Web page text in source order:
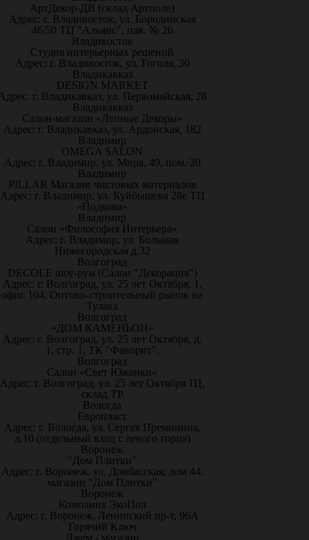
АртДекор-ДВ (склад Артполе)
Адрес: г. Владивосток, ул. Бородинская
46/50 ТЦ "Альянс", пав. № 26
Владивосток
Студия интерьерных решений
Адрес: г. Владивосток, ул. Гоголя, 30
Владикавказ
DESIGN MARKET
г. Владикавказ, ул. Первомайская, 28
Владикавказ
Салон-магазин «Лепные Декоры»
Адрес: г. Владикавказ, ул. Ардонская, 182
Владимир
OMEGA SALON
Адрес: г. Владимир, ул. Мира, 49, пом. 20
Владимир
PILLAR Магазин чистовых материалов
Адрес: г. Владимир, ул. Куйбышева 28е ТЦ
«Подкова»
Владимир
Салон «Философия Интерьера»
Адрес: г. Владимир, ул. Большая
Нижегородская д.32
Волгоград
DECOLE шоу-рум (Салон "Декорация")
Адрес: г. Волгоград, ул. 25 лет Октября, 1,
офис 104. Оптово-строительный рынок на
Тулака
Волгоград
«ДОМ КАМЕНЬОН»
Адрес: г. Волгоград, ул. 25 лет Октября, д.
1, стр. 1, ТК "Фаворит".
Волгоград
Салон «Свет Южанки»
Адрес: г. Волгоград, ул. 25 лет Октября 1Ц,
склад ТР
Вологда
Европласт
Адрес: г. Вологда, ул. Сергея Преминина,
д.10 (отдельный вход с левого торца)
Воронеж
"Дом Плитки"
Адрес: г. Воронеж. ул. Донбасская, дом 44,
магазин "Дом Плитки"
Воронеж
Компания ЭкоПол
Адрес: г. Воронеж, Ленинский пр-т, 96А
Горячий Ключ
Джем - магазин